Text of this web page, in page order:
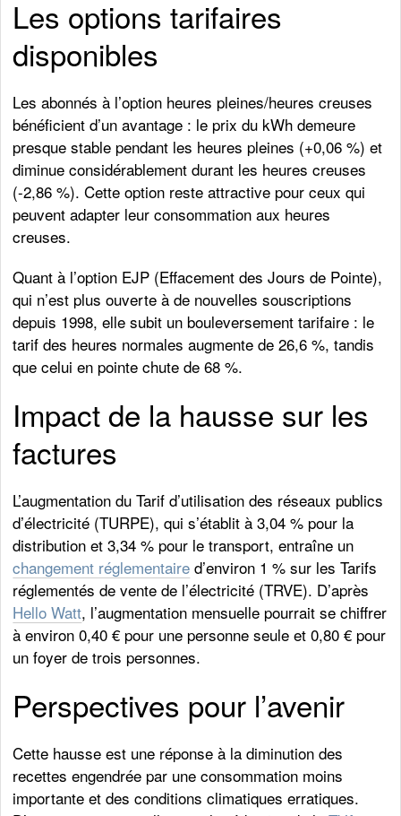
Les options tarifaires
disponibles
Les abonnés à l’option heures pleines/heures creuses
bénéficient d’un avantage : le prix du kWh demeure
presque stable pendant les heures pleines (+0,06 %) et
diminue considérablement durant les heures creuses
(-2,86 %). Cette option reste attractive pour ceux qui
peuvent adapter leur consommation aux heures
creuses.
Quant à l’option EJP (Effacement des Jours de Pointe),
qui n’est plus ouverte à de nouvelles souscriptions
depuis 1998, elle subit un bouleversement tarifaire : le
tarif des heures normales augmente de 26,6 %, tandis
que celui en pointe chute de 68 %.
Impact de la hausse sur les
factures
L’augmentation du Tarif d’utilisation des réseaux publics
d’électricité (TURPE), qui s’établit à 3,04 % pour la
distribution et 3,34 % pour le transport, entraîne un
changement réglementaire d’environ 1 % sur les Tarifs
réglementés de vente de l’électricité (TRVE). D’après
Hello Watt, l’augmentation mensuelle pourrait se chiffrer
à environ 0,40 € pour une personne seule et 0,80 € pour
un foyer de trois personnes.
Perspectives pour l’avenir
Cette hausse est une réponse à la diminution des
recettes engendrée par une consommation moins
importante et des conditions climatiques erratiques.